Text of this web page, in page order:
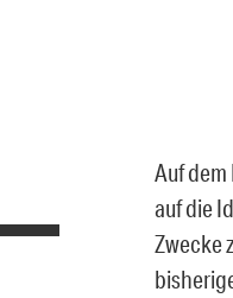
Auf
auf die
Zwecke